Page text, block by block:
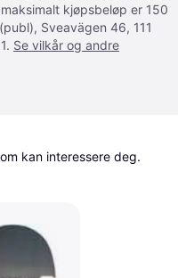
kjøpsbeløp er 150
Sveavägen 46, 111
Se vilkår og andre